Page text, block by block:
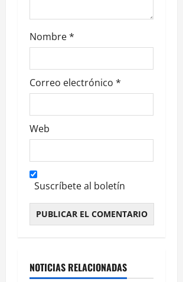
a
d
a
s
Nombre*
Correo electrónico *
Web
Suscríbete al boletín
NOTICIAS RELACIONADAS